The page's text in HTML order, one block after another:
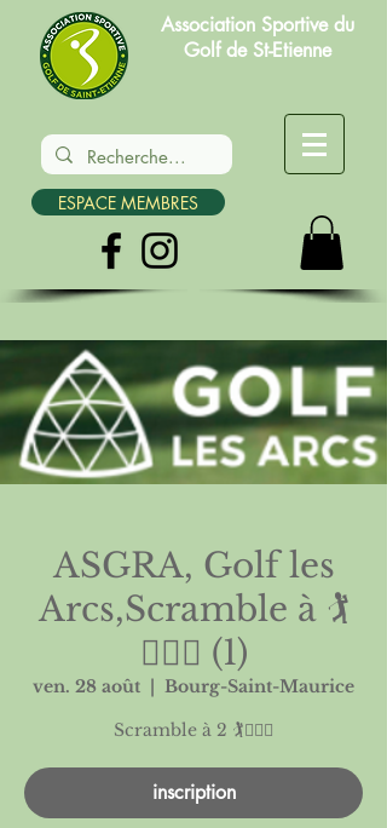
Association Sportive du
Golf de St-Etienne
ESPACE MEMBRES
ASGRA, Golf les
Arcs,Scramble à 🏌️
🏌🏻‍♀️ (1)
ven. 28 août
Bourg-Saint-Maurice
inscription